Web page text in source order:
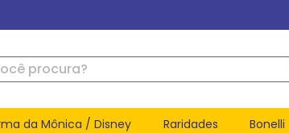
procura?
da Mônica / Disney Raridades Bonelli